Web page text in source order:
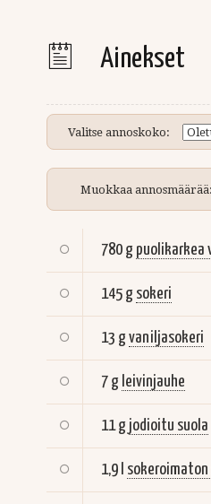
Ainekset
Valitse annoskoko:
Muokkaa annosmäärää:
780 g puolikarkea
145 g sokeri
13 gvaniljasokeri
7 g leivinjauhe
11 g jodioitu suola
1,9 l